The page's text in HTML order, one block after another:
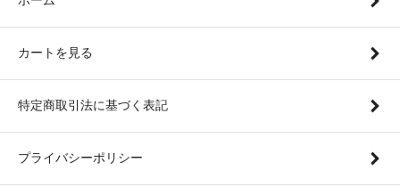
カートを見る
特定商取引法に基づく表記
プライバシーポリシー